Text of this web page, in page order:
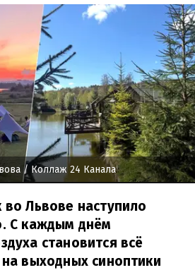
/ Коллаж 24 Канала
Львове наступило
С каждым днём
становится всё
выходных синоптики